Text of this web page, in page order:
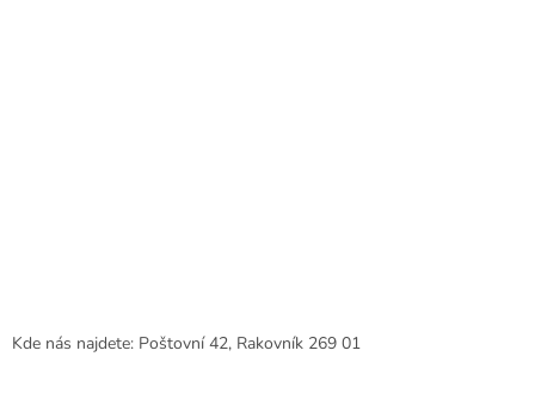
Kde nás najdete: Poštovní 42, Rakovník 269 01